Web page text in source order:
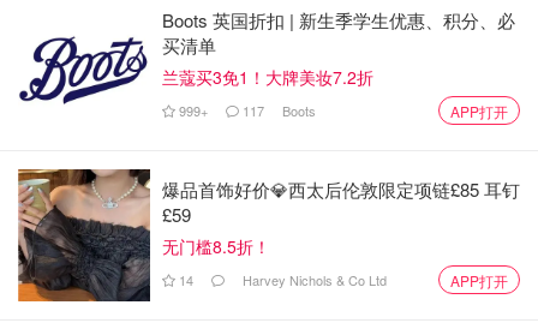
口哨：当你陷入困境时，一只好的口哨可以提醒周围的人。
镊子：镊子可以用来取出东西，比如从手指甲内去除碎石
片。
OFF! 长效便携驱蚊喷雾 118mL 不含
避蚊胺更温和
$4.57
$12.49
Boots 英国折扣 | 新生季学生优惠、积分、必
买清单
兰蔻买3免1！大牌美妆7.2折
999+ 117 Boots APP打开
爆品首饰好价💎西太后伦敦限定项链£85 耳钉
£59
无门槛8.5折！
14 Harvey Nichols & Co Ltd APP打开